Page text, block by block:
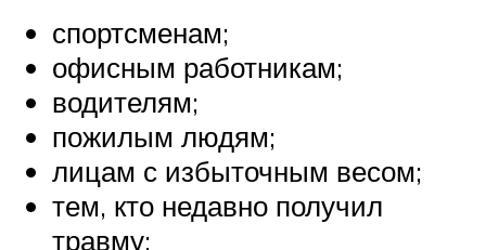
спортсменам;
офисным работникам;
водителям;
пожилым людям;
лицам с избыточным весом;
тем, кто недавно получил
травму;